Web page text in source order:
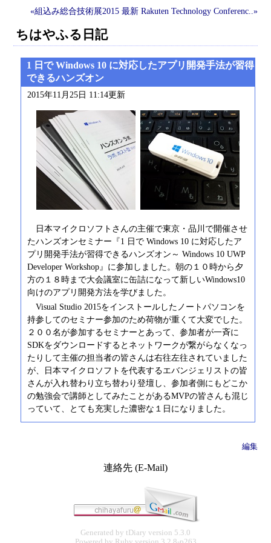
«組込み総合技術展2015 最新 Rakuten Technology Conferenc..»
ちはやふる日記
1 日で Windows 10 に対応したアプリ開発手法が習得
できるハンズオン
2015年11月25日 11:14更新
日本マイクロソフトさんの主催で東京・品川で開催させ
たハンズオンセミナー『1 日で Windows 10 に対応したア
プリ開発手法が習得できるハンズオン～ Windows 10 UWP
Developer Workshop』に参加しました。朝の１０時から夕
方の１８時まで大会議室に缶詰になって新しいWindows10
向けのアプリ開発方法を学びました。
Visual Studio 2015をインストールしたノートパソコンを
持参してのセミナー参加のため荷物が重くて大変でした。
２００名が参加するセミナーとあって、参加者が一斉に
SDKをダウンロードするとネットワークが繋がらなくなっ
たりして主催の担当者の皆さんは右往左往されていました
が、日本マイクロソフトを代表するエバンジェリストの皆
さんが入れ替わり立ち替わり登壇し、参加者側にもどこか
の勉強会で講師としてみたことがあるMVPの皆さんも混じ
っていて、とても充実した濃密な１日になりました。
編集
連絡先 (E-Mail)
Generated by tDiary version 5.3.0